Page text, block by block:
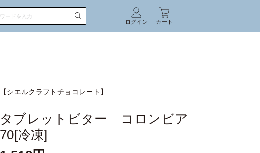
ログイン カート
【シエルクラフトチョコレート】
タブレットビター コロンビア
70[冷凍]